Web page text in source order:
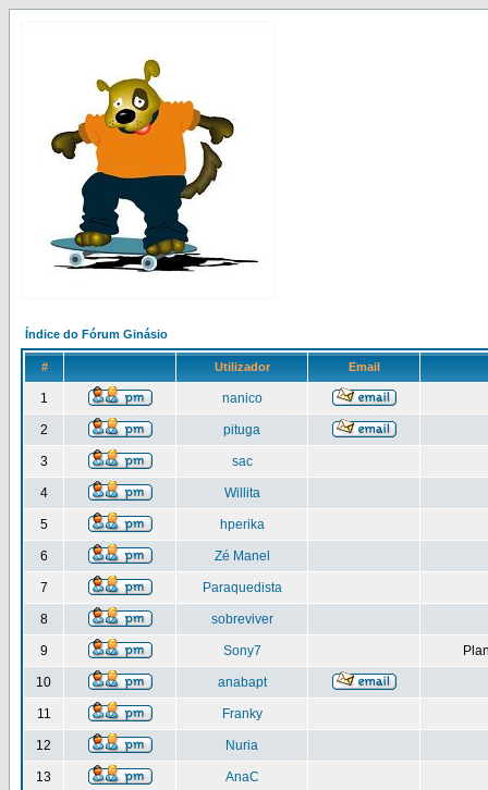
Índice do Fórum Ginásio
# Utilizador Email
1 nanico
2 pituga
3 sac
4 Willita
5 hperika
6 Zé Manel
7 Paraquedista
8 sobreviver
9 Sony7
10 anabapt
11 Franky
12 Nuria
13 AnaC